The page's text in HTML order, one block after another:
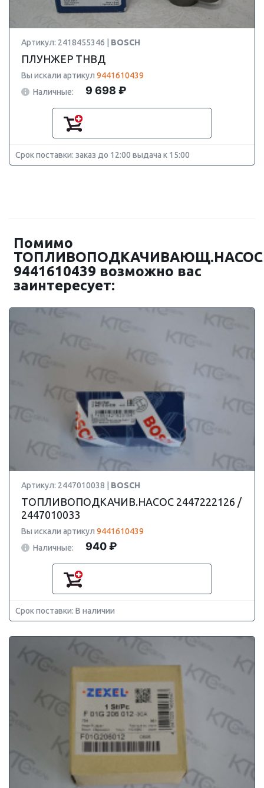
Артикул: 2418455346 | BOSCH
ПЛУНЖЕР ТНВД
Вы искали артикул 9441610439
Наличные:
9 698 ₽
Срок поставки: заказ до 12:00 выдача к 15:00
Помимо
ТОПЛИВОПОДКАЧИВАЮЩ.НАСОС
9441610439 возможно вас
заинтересует:
Артикул: 2447010038 | BOSCH
ТОПЛИВОПОДКАЧИВ.НАСОС 2447222126 /
2447010033
Вы искали артикул 9441610439
Наличные:
940 ₽
Срок поставки: В наличии